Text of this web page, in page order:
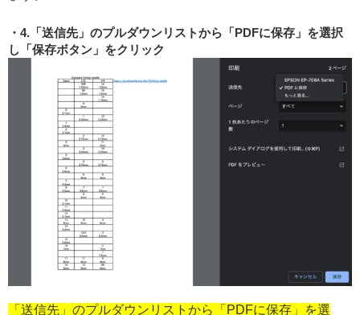
4.「送信先」のプルダウンリストから「PDFに保存」を選択
し「保存ボタン」をクリック
「送信先」のプルダウンリストから「PDFに保存」を選